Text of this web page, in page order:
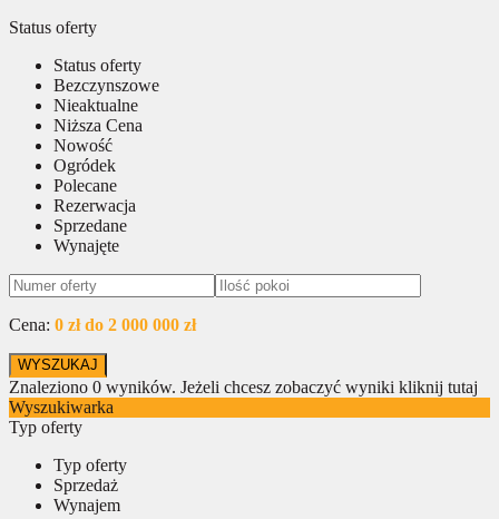
Status oferty
Status oferty
Bezczynszowe
Nieaktualne
Niższa Cena
Nowość
Ogródek
Polecane
Rezerwacja
Sprzedane
Wynajęte
Cena: 0 zł do 2 000 000 zł
Znaleziono 0 wyników. Jeżeli chcesz zobaczyć wyniki kliknij tutaj
Wyszukiwarka
Typ oferty
Typ oferty
Sprzedaż
Wynajem